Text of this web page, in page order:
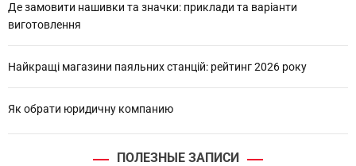
Де замовити нашивки та значки: приклади та варіанти
виготовлення
Найкращі магазини паяльних станцій: рейтинг 2026 року
Як обрати юридичну компанию
ПОЛЕЗНЫЕ ЗАПИСИ